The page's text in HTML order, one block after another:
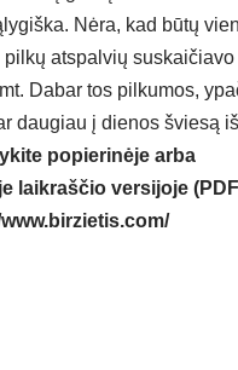
Nėra, kad būtų
pilkų atspalvių
Dabar tos pilkumos,
daugiau į dienos šviesą
popierinėje arba
laikraščio versijoje